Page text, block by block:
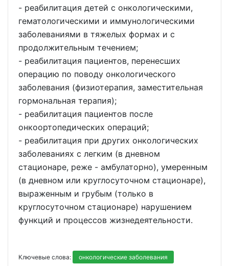
- реабилитация детей с онкологическими,
гематологическими и иммунологическими
заболеваниями в тяжелых формах и с
продолжительным течением;
- реабилитация пациентов, перенесших
операцию по поводу онкологического
заболевания (физиотерапия, заместительная
гормональная терапия);
- реабилитация пациентов после
онкоортопедических операций;
- реабилитация при других онкологических
заболеваниях с легким (в дневном
стационаре, реже - амбулаторно), умеренным
(в дневном или круглосуточном стационаре),
выраженным и грубым (только в
круглосуточном стационаре) нарушением
функций и процессов жизнедеятельности.
Ключевые слова: онкологические заболевания